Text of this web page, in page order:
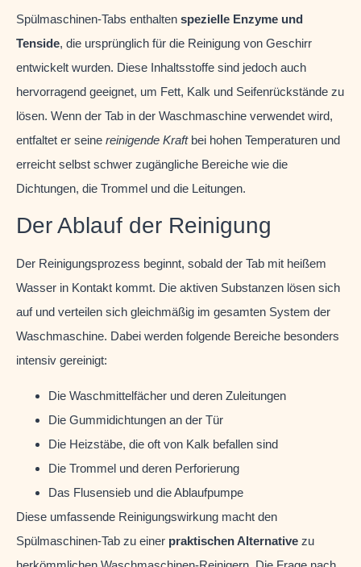
Spülmaschinen-Tabs enthalten spezielle Enzyme und
Tenside, die ursprünglich für die Reinigung von Geschirr
entwickelt wurden. Diese Inhaltsstoffe sind jedoch auch
hervorragend geeignet, um Fett, Kalk und Seifenrückstände zu
lösen. Wenn der Tab in der Waschmaschine verwendet wird,
entfaltet er seine reinigende Kraftbei hohen Temperaturen und
erreicht selbst schwer zugängliche Bereiche wie die
Dichtungen, die Trommel und die Leitungen.
Der Ablauf der Reinigung
Der Reinigungsprozess beginnt, sobald der Tab mit heißem
Wasser in Kontakt kommt. Die aktiven Substanzen lösen sich
auf und verteilen sich gleichmäßig im gesamten System der
Waschmaschine. Dabei werden folgende Bereiche besonders
intensiv gereinigt:
Die Waschmittelfächer und deren Zuleitungen
Die Gummidichtungen an der Tür
Die Heizstäbe, die oft von Kalk befallen sind
Die Trommel und deren Perforierung
Das Flusensieb und die Ablaufpumpe
Diese umfassende Reinigungswirkung macht den
Spülmaschinen-Tab zu einer praktischen Alternative zu